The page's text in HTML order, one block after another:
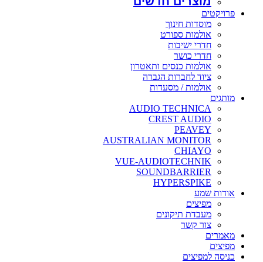
פרויקטים
מוסדות חינוך
אולמות ספורט
חדרי ישיבות
חדרי כושר
אולמות כנסים ותאטרון
ציוד לחברות הגברה
אולמות / מסעדות
מותגים
AUDIO TECHNICA
CREST AUDIO
PEAVEY
AUSTRALIAN MONITOR
CHIAYO
VUE-AUDIOTECHNIK
SOUNDBARRIER
HYPERSPIKE
אודות שמע
מפיצים
מעבדת תיקונים
צור קשר
מאמרים
מפיצים
כניסה למפיצים